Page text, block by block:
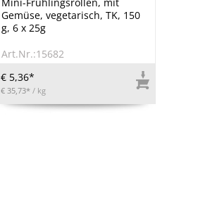
Gemüse, vegetarisch, TK, 150
g, 6 x 25g
Art.Nr.:15682
€ 5,36*
€ 35,73* / kg